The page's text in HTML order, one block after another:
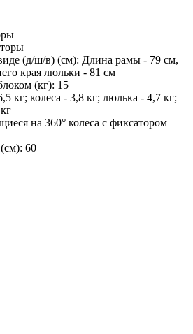
(д/ш/в) (см): Длина рамы - 79 см,
края люльки - 81 см
(кг): 15
кг; колеса - 3,8 кг; люлька - 4,7 кг;
на 360° колеса с фиксатором
60